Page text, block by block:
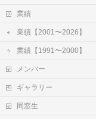
業績
業績【2001〜2026】
業績【1991〜2000】
メンバー
ギャラリー
同窓生